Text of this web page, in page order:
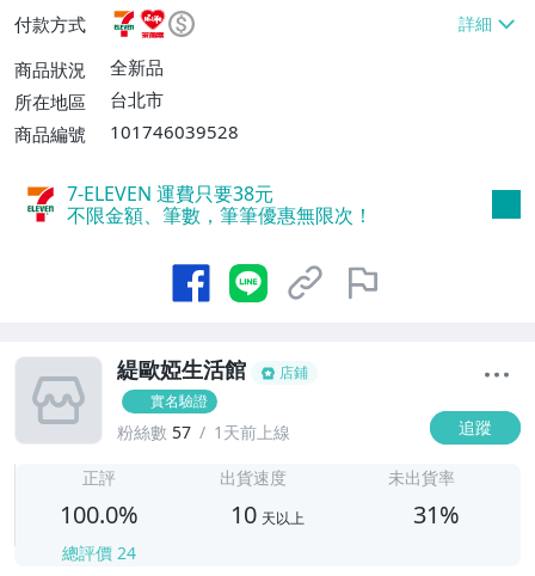
$990免運費】、萊爾富取貨付款【單件運
費$60、消費滿$990免運費】
付款方式
商品狀況
全新品
所在地區
台北市
商品編號
101746039528
7-ELEVEN 運費只要38元
不限金額、筆數，筆筆優惠無限次！
緹歐婭生活館
店鋪
實名驗證
粉絲數 57 1天前上線 追蹤
正評
100.0%
總評價 24
出貨速度
10 天以上
未出貨率
31%